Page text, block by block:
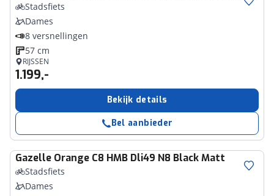
Stadsfiets
Dames
8 versnellingen
57 cm
RIJSSEN
1.199,-
Bekijk details
Bel aanbieder
Gazelle Orange C8 HMB Dli49 N8 Black Matt
Stadsfiets
Dames